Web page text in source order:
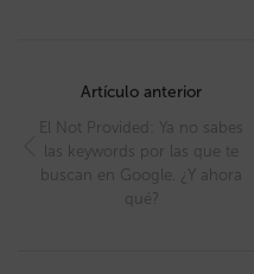
navigation
Artículo anterior
El Not Provided: Ya no sabes
las keywords por las que te
buscan en Google. ¿Y ahora
qué?